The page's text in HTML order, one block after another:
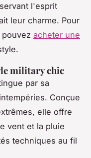
l'esprit
leur charme. Pour
acheter une
military chic
par sa
Conçue
elle offre
vent et la pluie
techniques au fil